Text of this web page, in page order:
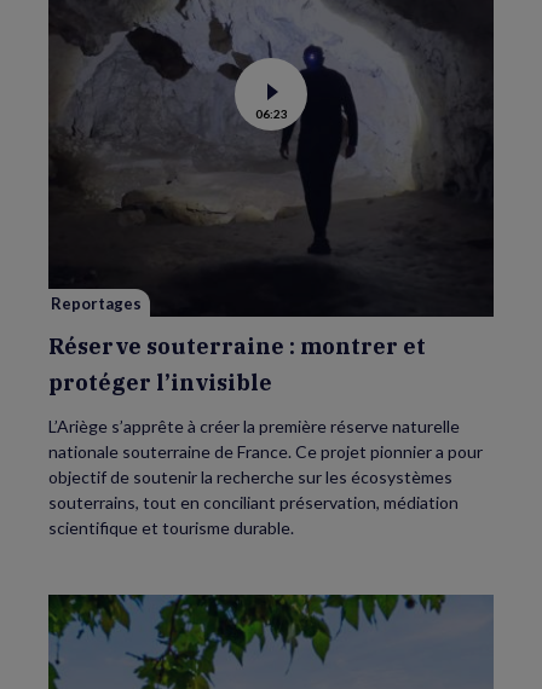
Voir
la
vidéo
de
Réserve
souterraine
montrer
et
protéger
06:23
Reportages
Réserve souterraine : montrer et
protéger l’invisible
L’Ariège s’apprête à créer la première réserve naturelle
nationale souterraine de France. Ce projet pionnier a pour
objectif de soutenir la recherche sur les écosystèmes
souterrains, tout en conciliant préservation, médiation
scientifique et tourisme durable.